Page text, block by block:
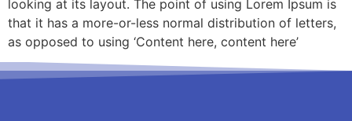
looking at its layout. The point of using Lorem Ipsum is
that it has a more-or-less normal distribution of letters,
as opposed to using ‘Content here, content here’